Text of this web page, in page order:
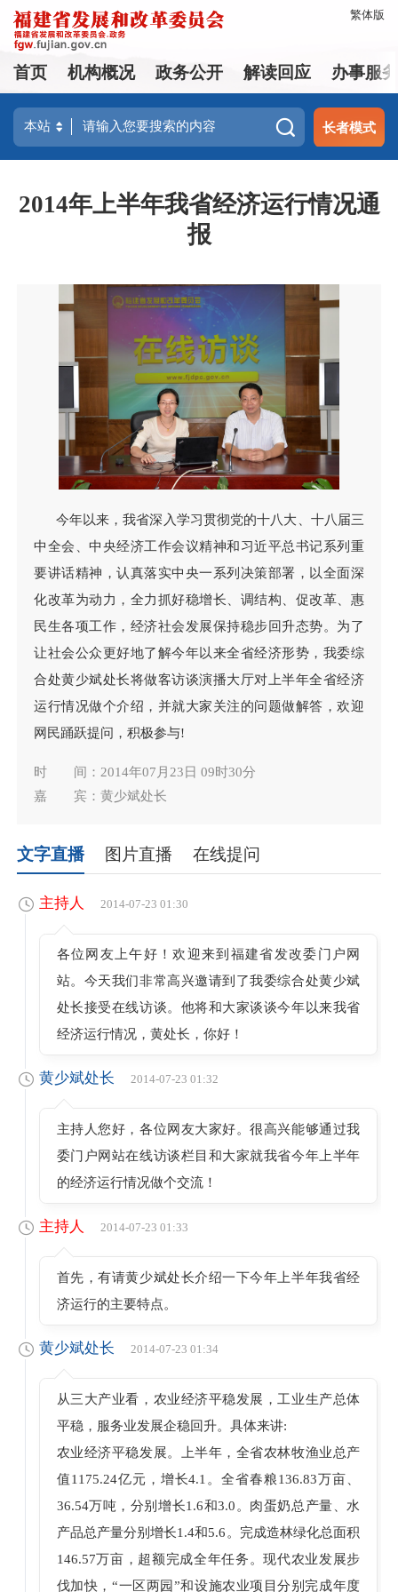
繁体版
首页 机构概况 政务公开 解读回应 办事服
长者模式
2014年上半年我省经济运行情况通
报
今年以来，我省深入学习贯彻党的十八大、十八届三
中全会、中央经济工作会议精神和习近平总书记系列重
要讲话精神，认真落实中央一系列决策部署，以全面深
化改革为动力，全力抓好稳增长、调结构、促改革、惠
民生各项工作，经济社会发展保持稳步回升态势。为了
让社会公众更好地了解今年以来全省经济形势，我委综
合处黄少斌处长将做客访谈演播大厅对上半年全省经济
运行情况做个介绍，并就大家关注的问题做解答，欢迎
网民踊跃提问，积极参与!
时 间：2014年07月23日 09时30分
嘉 宾：黄少斌处长
文字直播 图片直播 在线提问
主持人 2014-07-23 01:30
各位网友上午好！欢迎来到福建省发改委门户网
站。今天我们非常高兴邀请到了我委综合处黄少斌
处长接受在线访谈。他将和大家谈谈今年以来我省
经济运行情况，黄处长，你好！
黄少斌处长 2014-07-23 01:32
主持人您好，各位网友大家好。很高兴能够通过我
委门户网站在线访谈栏目和大家就我省今年上半年
的经济运行情况做个交流！
主持人 2014-07-23 01:33
首先，有请黄少斌处长介绍一下今年上半年我省经
济运行的主要特点。
黄少斌处长 2014-07-23 01:34
从三大产业看，农业经济平稳发展，工业生产总体
平稳，服务业发展企稳回升。具体来讲:
农业经济平稳发展。上半年，全省农林牧渔业总产
值1175.24亿元，增长4.1。全省春粮136.83万亩、
36.54万吨，分别增长1.6和3.0。肉蛋奶总产量、水
产品总产量分别增长1.4和5.6。完成造林绿化总面积
146.57万亩，超额完成全年任务。现代农业发展步
伐加快，“一区两园”和设施农业项目分别完成年度